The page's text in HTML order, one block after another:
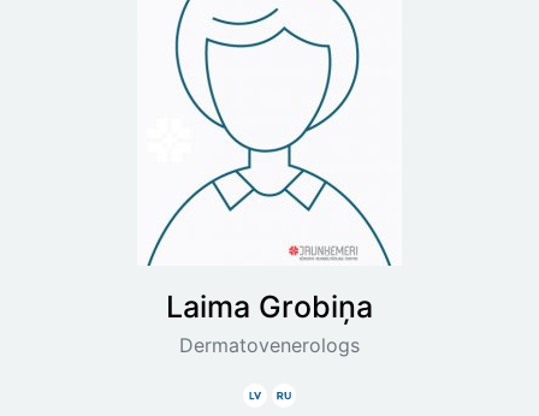
Laima Grobiņa
Dermatovenerologs
LatviskiKrieviski